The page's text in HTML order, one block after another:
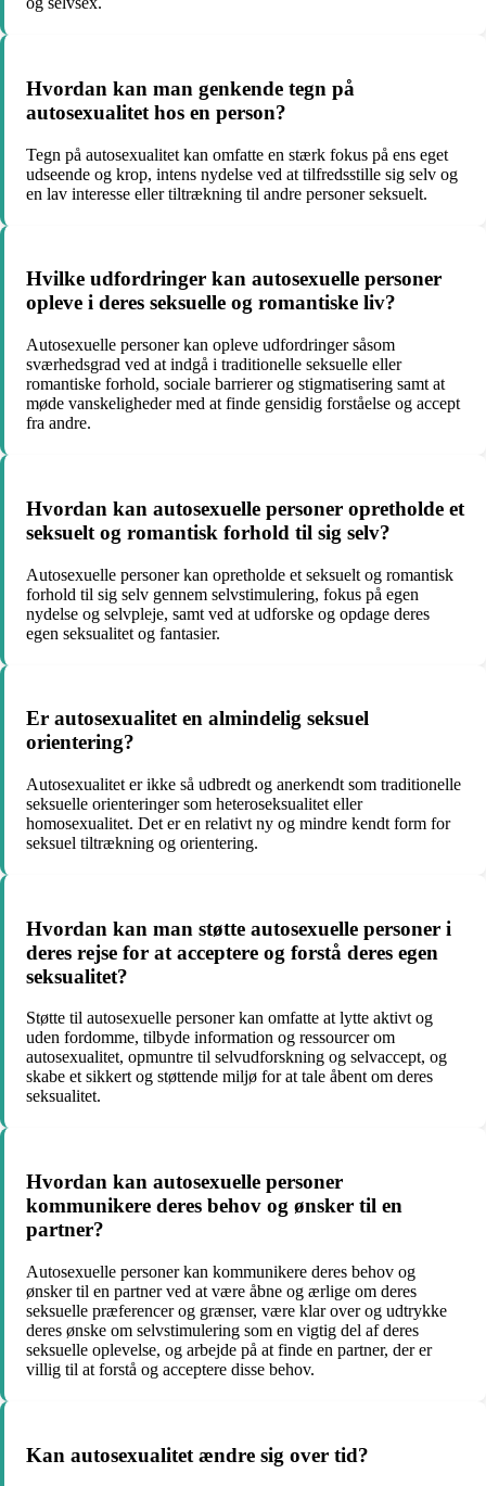
Hvordan kan man genkende tegn på
autosexualitet hos en person?
Tegn på autosexualitet kan omfatte en stærk fokus på ens eget
udseende og krop, intens nydelse ved at tilfredsstille sig selv og
en lav interesse eller tiltrækning til andre personer seksuelt.
Hvilke udfordringer kan autosexuelle personer
opleve i deres seksuelle og romantiske liv?
Autosexuelle personer kan opleve udfordringer såsom
sværhedsgrad ved at indgå i traditionelle seksuelle eller
romantiske forhold, sociale barrierer og stigmatisering samt at
møde vanskeligheder med at finde gensidig forståelse og accept
fra andre.
Hvordan kan autosexuelle personer opretholde et
seksuelt og romantisk forhold til sig selv?
Autosexuelle personer kan opretholde et seksuelt og romantisk
forhold til sig selv gennem selvstimulering, fokus på egen
nydelse og selvpleje, samt ved at udforske og opdage deres
egen seksualitet og fantasier.
Er autosexualitet en almindelig seksuel
orientering?
Autosexualitet er ikke så udbredt og anerkendt som traditionelle
seksuelle orienteringer som heteroseksualitet eller
homosexualitet. Det er en relativt ny og mindre kendt form for
seksuel tiltrækning og orientering.
Hvordan kan man støtte autosexuelle personer i
deres rejse for at acceptere og forstå deres egen
seksualitet?
Støtte til autosexuelle personer kan omfatte at lytte aktivt og
uden fordomme, tilbyde information og ressourcer om
autosexualitet, opmuntre til selvudforskning og selvaccept, og
skabe et sikkert og støttende miljø for at tale åbent om deres
seksualitet.
Hvordan kan autosexuelle personer
kommunikere deres behov og ønsker til en
partner?
Autosexuelle personer kan kommunikere deres behov og
ønsker til en partner ved at være åbne og ærlige om deres
seksuelle præferencer og grænser, være klar over og udtrykke
deres ønske om selvstimulering som en vigtig del af deres
seksuelle oplevelse, og arbejde på at finde en partner, der er
villig til at forstå og acceptere disse behov.
Kan autosexualitet ændre sig over tid?